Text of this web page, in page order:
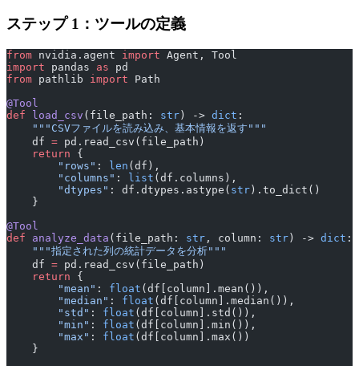
ステップ 1：ツールの定義
from nvidia.agent import Agent, Tool
import pandas as pd
from pathlib import Path
@Tool
def load_csv (file_path: str ) -> dict :
    """CSVファイルを読み込み、基本情報を返す"""
    df
= pd.read_csv(file_path)
    return
{
        "rows"
: len (df),
        "columns"
: list (df.columns),
        "dtypes"
: df.dtypes.astype( str ).to_dict()
    }
@Tool
def analyze_data (file_path: str , column: str ) -> dict :
    """指定された列の統計データを分析"""
    df
= pd.read_csv(file_path)
    return
{
        "mean"
: float (df[column].mean()),
        "median"
: float (df[column].median()),
        "std"
: float (df[column].std()),
        "min"
: float (df[column].min()),
        "max"
: float (df[column].max())
    }